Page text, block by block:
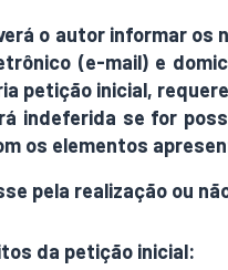
o autor informar
(e-mail) e
petição inicial,
indeferida se for
os elementos
pela realização ou
da petição inicial: